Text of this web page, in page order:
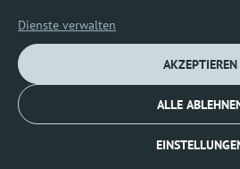
Dienste verwalten
AKZEPTIEREN
ALLE
Datenschutz